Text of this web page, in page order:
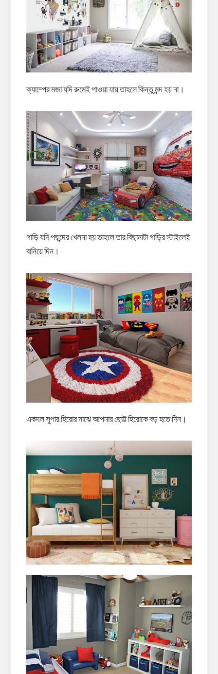
ক্যাম্পের মজা যদি রুমেই পাওয়া যায় তাহলে কিন্তু মন্দ হয় না।
গাড়ি যদি পছন্দের খেলনা হয় তাহলে তার বিছানাটা গাড়ির স্টাইলেই
বানিয়ে দিন।
একদল সুপার হিরোর মাঝে আপনার ছোট্ট হিরোকে বড় হতে দিন।